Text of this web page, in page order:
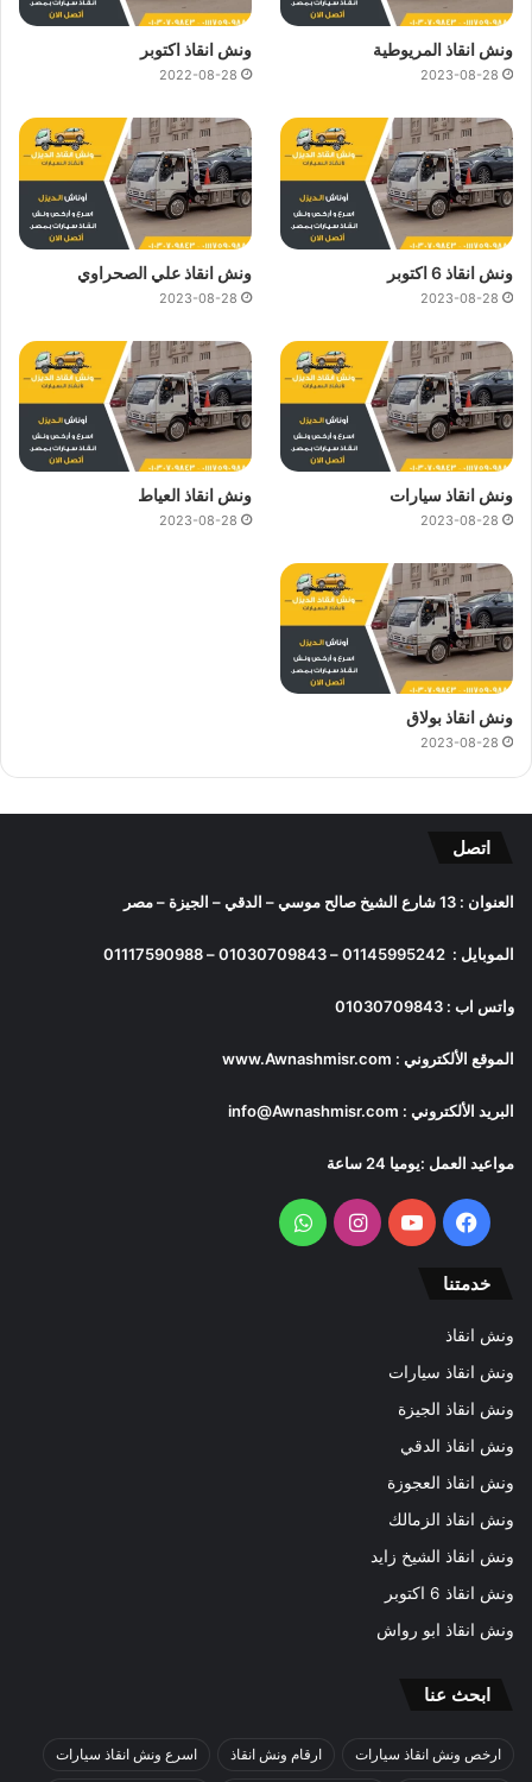
ونش انقاذ المريوطية
2023-08-28
ونش انقاذ اكتوبر
2022-08-28
ونش انقاذ 6 اكتوبر
2023-08-28
ونش انقاذ علي الصحراوي
2023-08-28
ونش انقاذ سيارات
2023-08-28
ونش انقاذ العياط
2023-08-28
ونش انقاذ بولاق
2023-08-28
اتصل
العنوان : 13 شارع الشيخ صالح موسي – الدقي – الجيزة – مصر
الموبايل : 01145995242
–
01030709843
–
01117590988
واتس اب : 01030709843
الموقع الألكتروني : www.Awnashmisr.com
البريد الألكتروني : info@Awnashmisr.com
مواعيد العمل :يوميا 24 ساعة
فيسبوكيوتيوب انستقرامواتساب
خدمتنا
ونش انقاذ
ونش انقاذ سيارات
ونش انقاذ الجيزة
ونش انقاذ الدقي
ونش انقاذ العجوزة
ونش انقاذ الزمالك
ونش انقاذ الشيخ زايد
ونش انقاذ 6 اكتوبر
ونش انقاذ ابو رواش
ابحث عنا
ارخص ونش انقاذ سيارات ارقام ونش انقاذ اسرع ونش انقاذ سيارات